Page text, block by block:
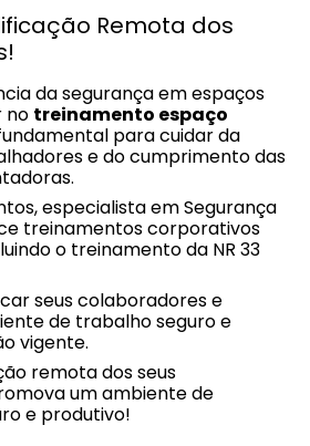
Remota dos
da segurança em espaços
no treinamento espaço
para cuidar da
e do cumprimento das
especialista em Segurança
treinamentos corporativos
o treinamento da NR 33
seus colaboradores e
de trabalho seguro e
vigente.
remota dos seus
um ambiente de
e produtivo!